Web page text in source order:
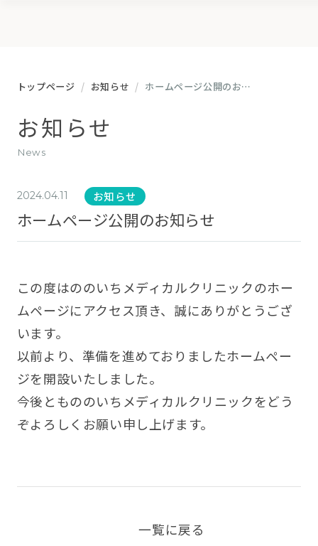
お知らせ
news
トップページ お知らせ ホームページ公開のお知らせ
2024.04.11 お知らせ
ホームページ公開のお知らせ
この度はののいちメディカルクリニックのホー
ムページにアクセス頂き、誠にありがとうござ
います。
以前より、準備を進めておりましたホームペー
ジを開設いたしました。
今後ともののいちメディカルクリニックをどう
ぞよろしくお願い申し上げます。
一覧に戻る